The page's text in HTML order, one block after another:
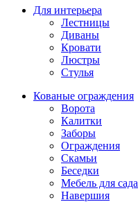
Для интерьера
Лестницы
Диваны
Кровати
Люстры
Стулья
Кованые ограждения
Ворота
Калитки
Заборы
Ограждения
Скамьи
Беседки
Мебель для сада
Навершия